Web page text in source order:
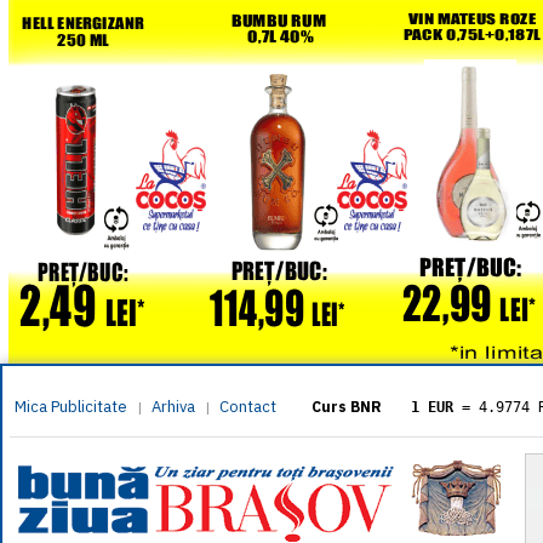
Mica Publicitate | Arhiva | Contact Curs BNR 1 EUR = 4.9774
= 5.8304
1 XAU= 464.4611
1 AED= 1.1933
1 AUD= 2.7957
1 BGN= 2.5449